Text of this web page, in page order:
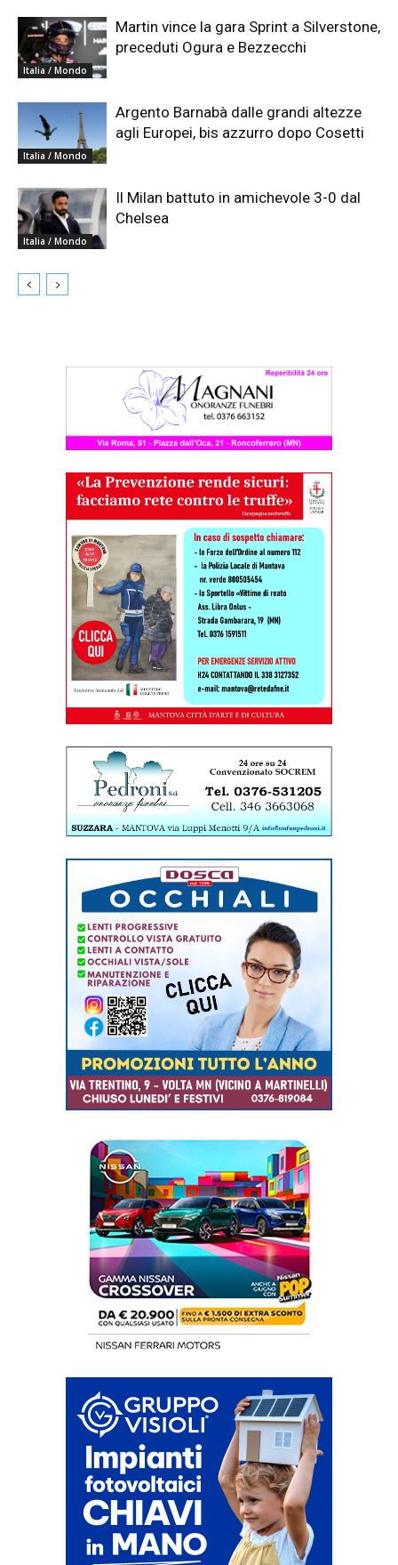
Italia / Mondo
Martin vince la gara Sprint a Silverstone,
preceduti Ogura e Bezzecchi
Italia / Mondo
Argento Barnabà dalle grandi altezze
agli Europei, bis azzurro dopo Cosetti
Italia / Mondo
Il Milan battuto in amichevole 3-0 dal
Chelsea